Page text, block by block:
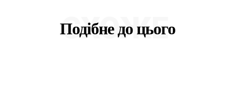
Подібне до цього
СХОЖЕ